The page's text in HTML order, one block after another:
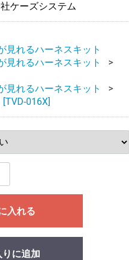
ケーズシステム
見れるハーネスキット
見れるハーネスキット
見れるハーネスキット
[TVD-016X]
入れる
に追加